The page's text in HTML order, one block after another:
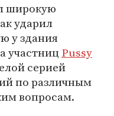
широкую
ударил
у здания
участниц Pussy
серией
по различным
вопросам.